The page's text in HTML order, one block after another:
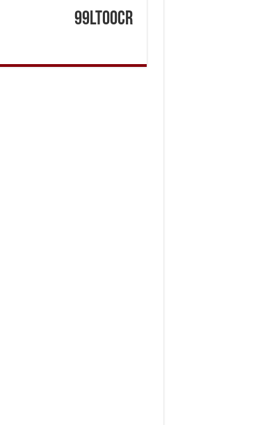
99ltOocR